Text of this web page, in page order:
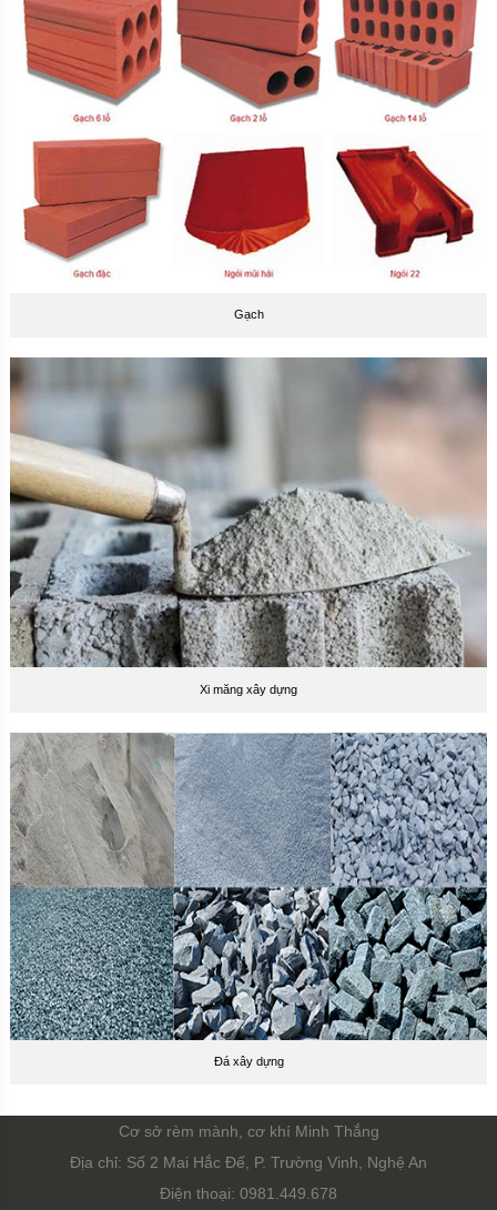
Gạch
Xi măng xây dựng
Đá xây dựng
Cơ sở rèm mành, cơ khí Minh Thắng
Địa chỉ: Số 2 Mai Hắc Đế, P. Trường Vinh, Nghệ An
Điện thoại: 0981.449.678